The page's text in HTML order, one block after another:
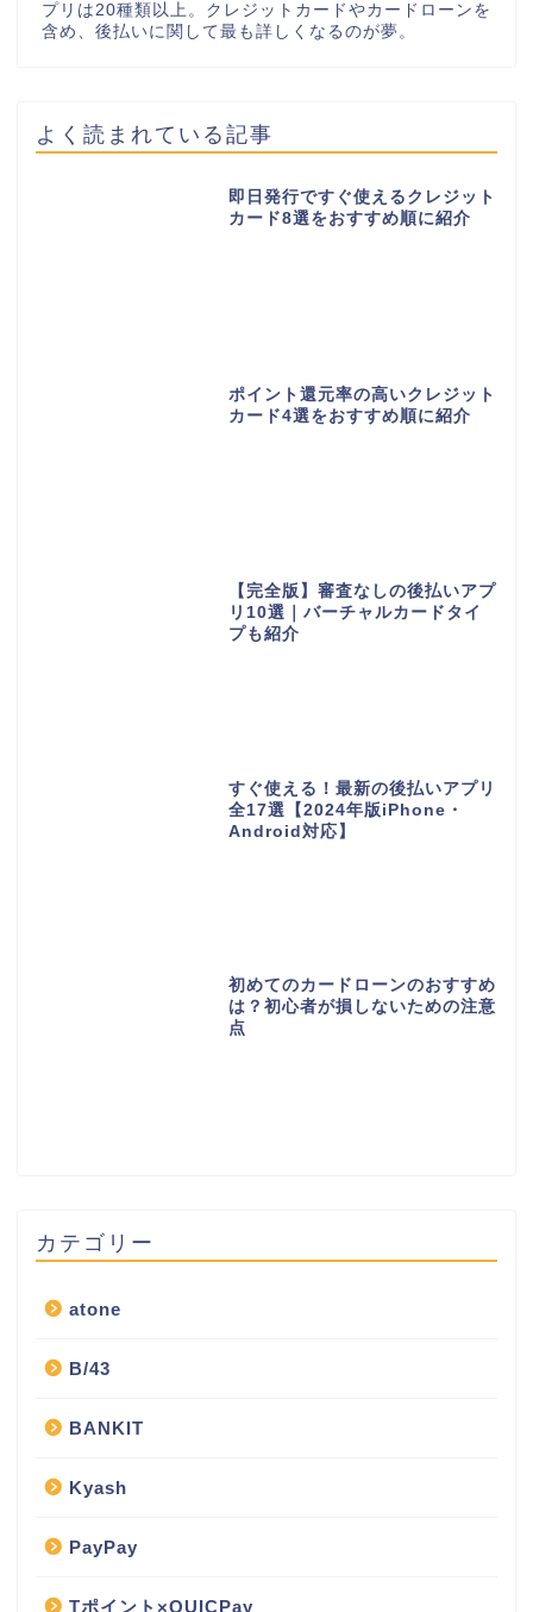
プリは20種類以上。クレジットカードやカードローンを
含め、後払いに関して最も詳しくなるのが夢。
よく読まれている記事
即日発行ですぐ使えるクレジット
カード8選をおすすめ順に紹介
ポイント還元率の高いクレジット
カード4選をおすすめ順に紹介
【完全版】審査なしの後払いアプ
リ10選｜バーチャルカードタイ
プも紹介
すぐ使える！最新の後払いアプリ
全17選【2024年版iPhone・
Android対応】
初めてのカードローンのおすすめ
は？初心者が損しないための注意
点
カテゴリー
atone
B/43
BANKIT
Kyash
PayPay
Tポイント×QUICPay